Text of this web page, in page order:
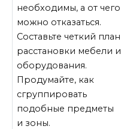
необходимы, а от чего
можно отказаться.
Составьте четкий план
расстановки мебели и
оборудования.
Продумайте, как
сгруппировать
подобные предметы
и зоны.